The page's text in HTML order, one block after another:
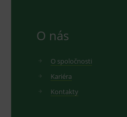
O nás
O spoločnosti
Kariéra
Kontakty